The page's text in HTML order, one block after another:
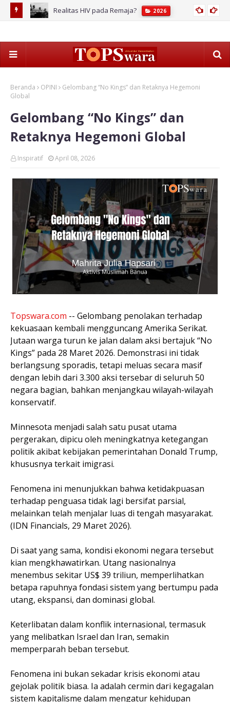
Realitas HIV pada Remaja? 2026
Beranda OPINI
Gelombang “No Kings” dan Retaknya Hegemoni
Global
Gelombang “No Kings” dan
Retaknya Hegemoni Global
Inspiratif April 08, 2026
Topswara.com -- Gelombang penolakan terhadap
kekuasaan kembali mengguncang Amerika Serikat.
Jutaan warga turun ke jalan dalam aksi bertajuk “No
Kings” pada 28 Maret 2026. Demonstrasi ini tidak
berlangsung sporadis, tetapi meluas secara masif
dengan lebih dari 3.300 aksi tersebar di seluruh 50
negara bagian, bahkan menjangkau wilayah-wilayah
konservatif.
Minnesota menjadi salah satu pusat utama
pergerakan, dipicu oleh meningkatnya ketegangan
politik akibat kebijakan pemerintahan Donald Trump,
khususnya terkait imigrasi.
Fenomena ini menunjukkan bahwa ketidakpuasan
terhadap penguasa tidak lagi bersifat parsial,
melainkan telah menjalar luas di tengah masyarakat.
(IDN Financials, 29 Maret 2026).
Di saat yang sama, kondisi ekonomi negara tersebut
kian mengkhawatirkan. Utang nasionalnya
menembus sekitar US$ 39 triliun, memperlihatkan
betapa rapuhnya fondasi sistem yang bertumpu pada
utang, ekspansi, dan dominasi global.
Keterlibatan dalam konflik internasional, termasuk
yang melibatkan Israel dan Iran, semakin
memperparah beban tersebut.
Fenomena ini bukan sekadar krisis ekonomi atau
gejolak politik biasa. Ia adalah cermin dari kegagalan
sistem kapitalisme dalam mengatur kehidupan